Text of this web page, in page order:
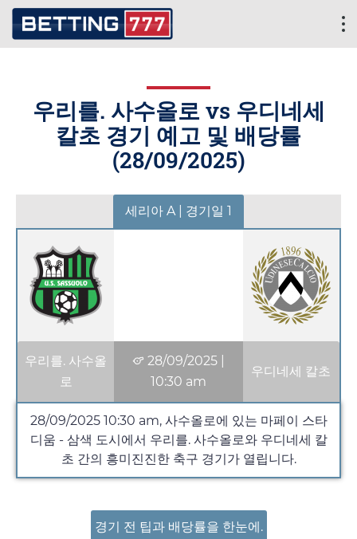
우리를. 사수올로 vs 우디네세
칼초 경기 예고 및 배당률
(28/09/2025)
세리아 A | 경기일 1
우리를. 사수올
로
28/09/2025|
10:30 am
우디네세 칼초
28/09/2025 10:30 am, 사수올로에 있는 마페이 스타
디움 - 삼색 도시에서 우리를. 사수올로와 우디네세 칼
초 간의 흥미진진한 축구 경기가 열립니다.
경기 전 팁과 배당률을 한눈에.